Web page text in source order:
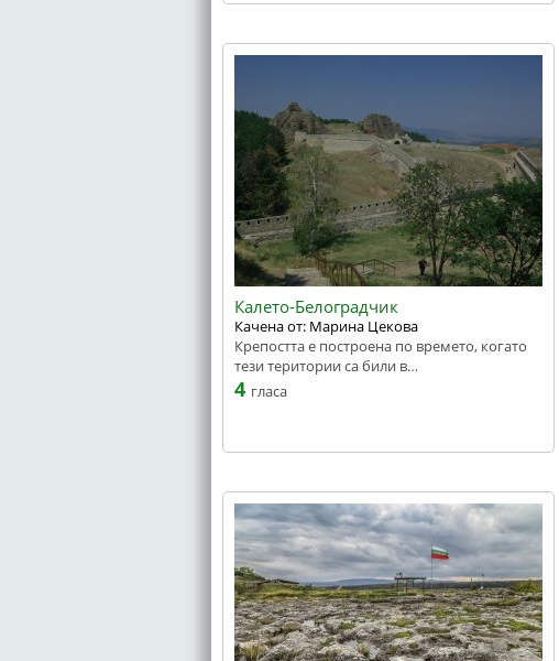
Калето-Белоградчик
Качена от: Марина Цекова
Крепостта е построена по времето, когато
тези територии са били в…
4 гласа